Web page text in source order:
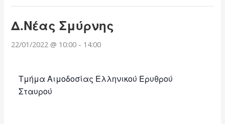
Δ.Νέας Σμύρνης
22/01/2022 @ 10:00 - 14:00
Τμήμα Αιμοδοσίας Ελληνικού Ερυθρού
Σταυρού